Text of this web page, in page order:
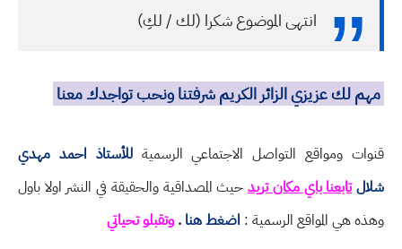
انتهى الموضوع شكرا (لك / لكِ)
مهم لك عزيزي الزائر الكريم شرفتنا ونحب تواجدك معنا
قنوات ومواقع التواصل الاجتماعي الرسميةللأستاذ احمد مهدي
شلالتابعنا باي مكان تريدحيث المصداقية والحقيقة في النشر اولا باول
وهذه هي المواقع الرسمية : اضغط هنا .وتقبلو تحياتي